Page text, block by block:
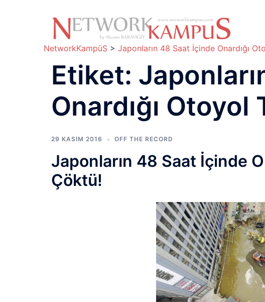
NetworkKampüS > Japonların 48 Saat İçinde Onardığı
Etiket:
Onardığı
29 KASIM 2016 OFF THE RECORD
Japonların 48 Saat İçinde
Çöktü!